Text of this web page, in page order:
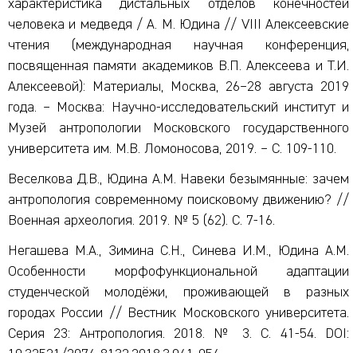
характеристика дистальных отделов конечностей
человека и медведя / А. М. Юдина // VIII Алексеевские
чтения (международная научная конференция,
посвященная памяти академиков В.П. Алексеева и Т.И.
Алексеевой): Материалы, Москва, 26–28 августа 2019
года. – Москва: Научно-исследовательский институт и
Музей антропологии Московского государственного
университета им. М.В. Ломоносова, 2019. – С. 109-110.
Веселкова Д.В., Юдина А.М. Навеки безымянные: зачем
антропология современному поисковому движению? //
Военная археология. 2019. № 5 (62). С. 7-16.
Негашева М.А., Зимина С.Н., Синева И.М., Юдина А.М.
Особенности морфофункциональной адаптации
студенческой молодёжи, проживающей в разных
городах России // Вестник Московского университета.
Серия 23: Антропология. 2018. № 3. С. 41-54. DOI: